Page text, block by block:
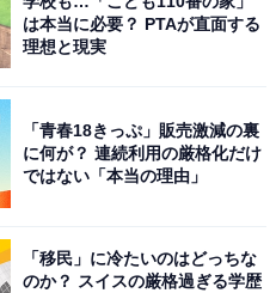
は本当に必要？ PTAが直面する
理想と現実
「青春18きっぷ」販売激減の裏
に何が？ 連続利用の厳格化だけ
ではない「本当の理由」
「移民」に冷たいのはどっちな
のか？ スイスの厳格過ぎる学歴